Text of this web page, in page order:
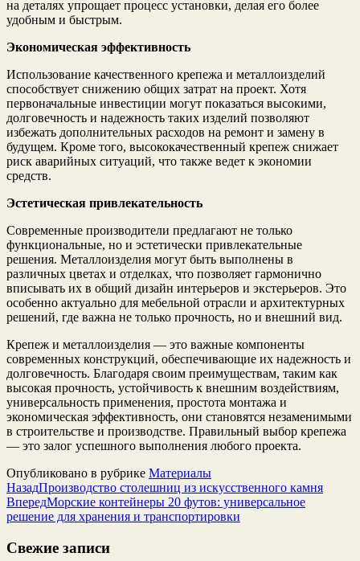
на деталях упрощает процесс установки, делая его более
удобным и быстрым.
Экономическая эффективность
Использование качественного крепежа и металлоизделий
способствует снижению общих затрат на проект. Хотя
первоначальные инвестиции могут показаться высокими,
долговечность и надежность таких изделий позволяют
избежать дополнительных расходов на ремонт и замену в
будущем. Кроме того, высококачественный крепеж снижает
риск аварийных ситуаций, что также ведет к экономии
средств.
Эстетическая привлекательность
Современные производители предлагают не только
функциональные, но и эстетически привлекательные
решения. Металлоизделия могут быть выполнены в
различных цветах и отделках, что позволяет гармонично
вписывать их в общий дизайн интерьеров и экстерьеров. Это
особенно актуально для мебельной отрасли и архитектурных
решений, где важна не только прочность, но и внешний вид.
Крепеж и металлоизделия — это важные компоненты
современных конструкций, обеспечивающие их надежность и
долговечность. Благодаря своим преимуществам, таким как
высокая прочность, устойчивость к внешним воздействиям,
универсальность применения, простота монтажа и
экономическая эффективность, они становятся незаменимыми
в строительстве и производстве. Правильный выбор крепежа
— это залог успешного выполнения любого проекта.
Опубликовано в рубрике Материалы
НазадПроизводство столешниц из искусственного камня
ВпередМорские контейнеры 20 футов: универсальное
решение для хранения и транспортировки
Свежие записи